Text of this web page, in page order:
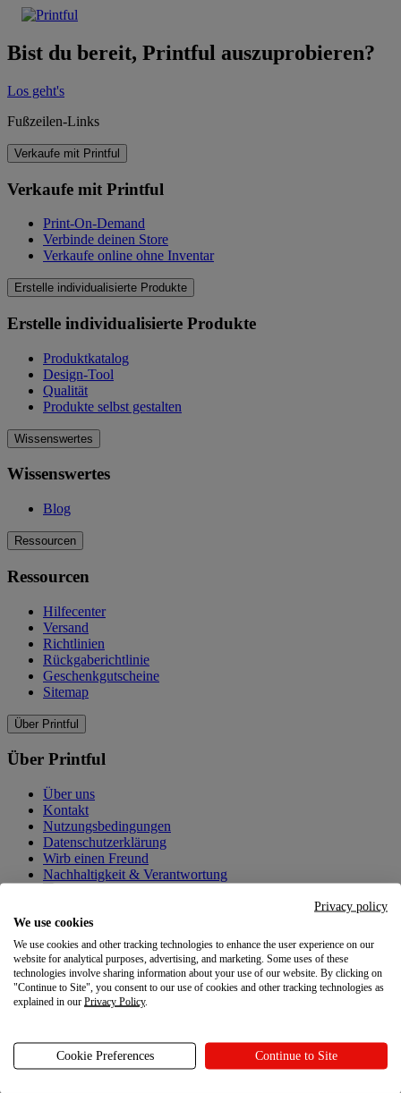
Bist du bereit, Printful auszuprobieren?
Los geht's
Fußzeilen-Links
Verkaufe mit Printful
Verkaufe mit Printful
Print-On-Demand
Verbinde deinen Store
Verkaufe online ohne Inventar
Erstelle individualisierte Produkte
Erstelle individualisierte Produkte
Produktkatalog
Design-Tool
Qualität
Produkte selbst gestalten
Wissenswertes
Wissenswertes
Blog
Ressourcen
Ressourcen
Hilfecenter
Versand
Richtlinien
Rückgaberichtlinie
Geschenkgutscheine
Sitemap
Über Printful
Über Printful
Über uns
Kontakt
Nutzungsbedingungen
Datenschutzerklärung
Wirb einen Freund
Nachhaltigkeit & Verantwortung
Neueste Updates
Neueste Updates
Printful-Updates
Leitfaden zu Printful Abrechnungen
Personalisiere deine Bestellungen mit Paketbeilagen
Privacy policy
We use cookies
We use cookies and other tracking technologies to enhance the user experience on our
website for analytical purposes, advertising, and marketing. Some uses of these
technologies involve sharing information about your use of our website. By clicking on
"Continue to Site", you consent to our use of cookies and other tracking technologies as
explained in our Privacy Policy.
Cookie Preferences Continue to Site